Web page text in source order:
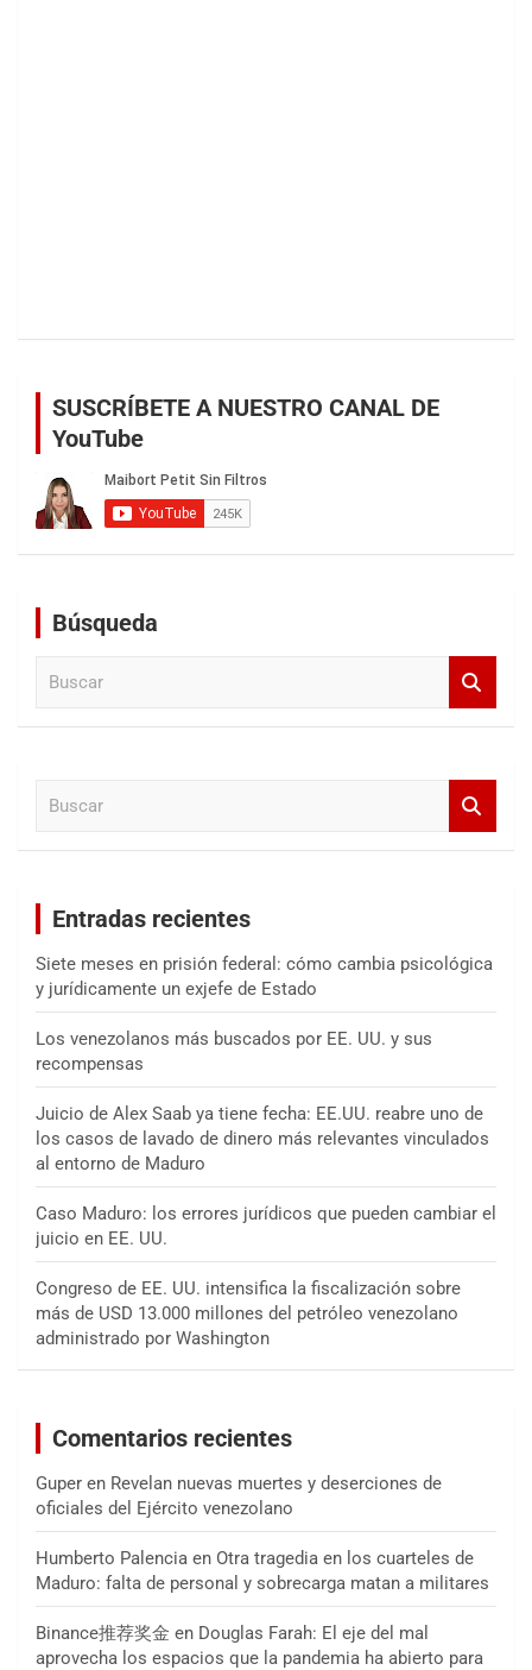
SUSCRÍBETE A NUESTRO CANAL DE
YouTube
Búsqueda
Entradas recientes
Siete meses en prisión federal: cómo cambia psicológica
y jurídicamente un exjefe de Estado
Los venezolanos más buscados por EE. UU. y sus
recompensas
Juicio de Alex Saab ya tiene fecha: EE.UU. reabre uno de
los casos de lavado de dinero más relevantes vinculados
al entorno de Maduro
Caso Maduro: los errores jurídicos que pueden cambiar el
juicio en EE. UU.
Congreso de EE. UU. intensifica la fiscalización sobre
más de USD 13.000 millones del petróleo venezolano
administrado por Washington
Comentarios recientes
Guper en Revelan nuevas muertes y deserciones de
oficiales del Ejército venezolano
Humberto Palencia en Otra tragedia en los cuarteles de
Maduro: falta de personal y sobrecarga matan a militares
Binance推荐奖金 en Douglas Farah: El eje del mal
aprovecha los espacios que la pandemia ha abierto para